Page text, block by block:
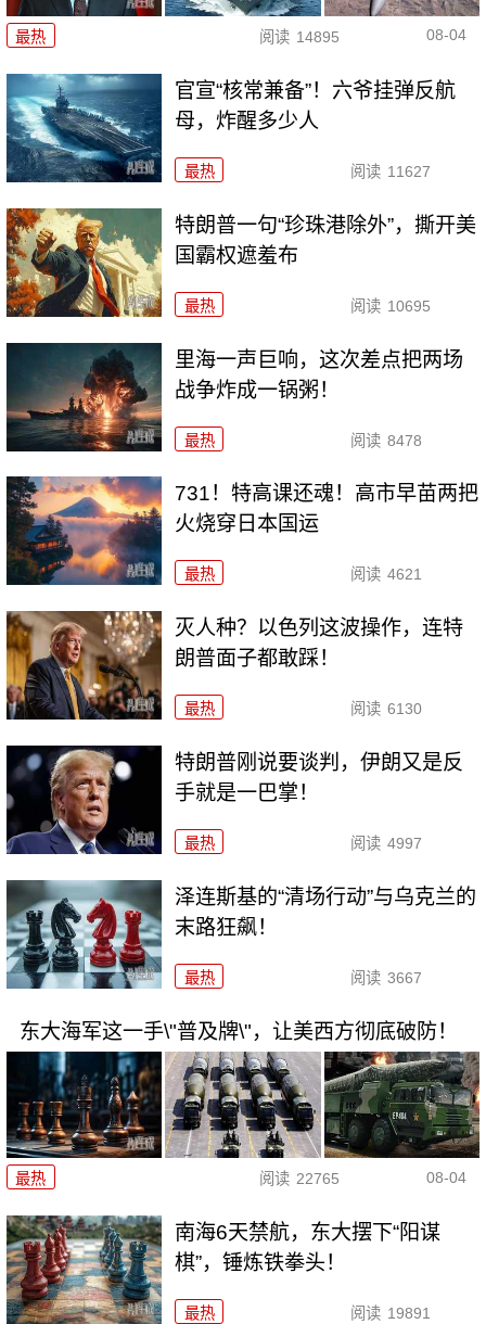
最热 阅读 14895 08-04
官宣“核常兼备”！六爷挂弹反航
母，炸醒多少人
最热 阅读 11627
特朗普一句“珍珠港除外”，撕开美
国霸权遮羞布
最热 阅读 10695
里海一声巨响，这次差点把两场
战争炸成一锅粥！
最热 阅读 8478
731！特高课还魂！高市早苗两把
火烧穿日本国运
最热 阅读 4621
灭人种？以色列这波操作，连特
朗普面子都敢踩！
最热 阅读 6130
特朗普刚说要谈判，伊朗又是反
手就是一巴掌！
最热 阅读 4997
泽连斯基的“清场行动”与乌克兰的
末路狂飙！
最热 阅读 3667
东大海军这一手\"普及牌\"，让美西方彻底破防！
最热 阅读 22765 08-04
南海6天禁航，东大摆下“阳谋
棋”，锤炼铁拳头！
最热 阅读 19891